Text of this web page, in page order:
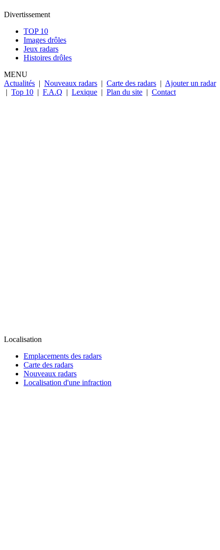
Divertissement
TOP 10
Images drôles
Jeux radars
Histoires drôles
MENU
Actualités | Nouveaux radars | Carte des radars | Ajouter un radar
| Top 10 | F.A.Q | Lexique | Plan du site | Contact
Localisation
Emplacements des radars
Carte des radars
Nouveaux radars
Localisation d'une infraction